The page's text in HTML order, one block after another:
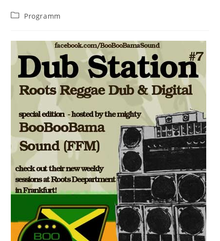
Beitrags-
Programm